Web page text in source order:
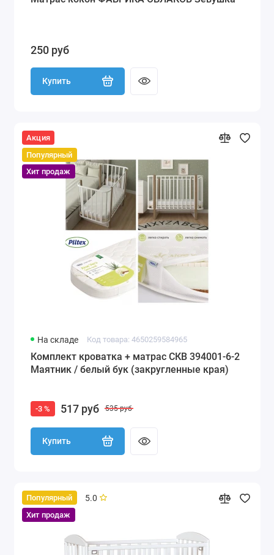
250 руб
Купить
Акция
Популярный
Хит продаж
На складе Код товара: 4650259584965
Комплект кроватка + матрас СКВ 394001-6-2
Маятник / белый бук (закругленные края)
-3 % 517 руб 535 руб
Купить
Популярный
Хит продаж
5.0